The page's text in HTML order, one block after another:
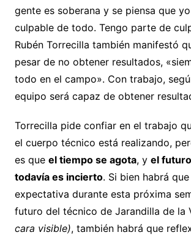
gente es soberana y se piensa que
culpable de todo. Tengo parte de
Rubén Torrecilla también manifestó
pesar de no obtener resultados,
todo en el campo». Con trabajo,
equipo será capaz de obtener
Torrecilla pide confiar en el trabajo
el cuerpo técnico está realizando,
es que el tiempo se agota, y el
todavía es incierto. Si bien habrá
expectativa durante esta próxima
futuro del técnico de Jarandilla de la
cara visible), también habrá que